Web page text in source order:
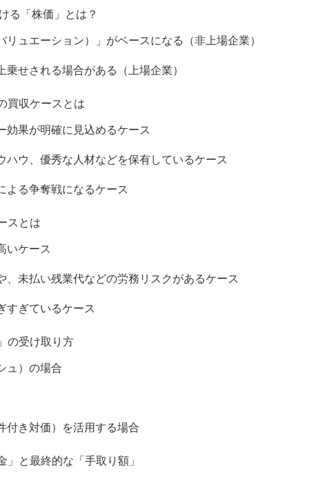
る「株価」とは？
リュエーション）」がベースになる（非上場企業）
乗せされる場合がある（上場企業）
買収ケースとは
効果が明確に見込めるケース
ハウ、優秀な人材などを保有しているケース
よる争奪戦になるケース
スとは
いケース
、未払い残業代などの労務リスクがあるケース
すぎているケース
の受け取り方
ュ）の場合
付き対価）を活用する場合
」と最終的な「手取り額」